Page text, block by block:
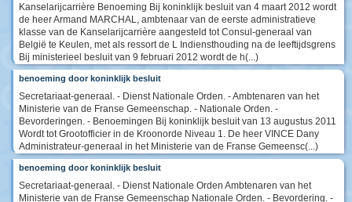
Kanselarijcarrière Benoeming Bij koninklijk besluit van 4 maart 2012 wordt
de heer Armand MARCHAL, ambtenaar van de eerste administratieve
klasse van de Kanselarijcarrière aangesteld tot Consul-generaal van
België te Keulen, met als ressort de L Indiensthouding na de leeftijdsgrens
Bij ministerieel besluit van 9 februari 2012 wordt de h(...)
benoeming door koninklijk besluit
Secretariaat-generaal. - Dienst Nationale Orden. - Ambtenaren van het
Ministerie van de Franse Gemeenschap. - Nationale Orden. -
Bevorderingen. - Benoemingen Bij koninklijk besluit van 13 augustus 2011
Wordt tot Grootofficier in de Kroonorde Niveau 1. De heer VINCE Dany
Administrateur-generaal in het Ministerie van de Franse Gemeensc(...)
benoeming door koninklijk besluit
Secretariaat-generaal. - Dienst Nationale Orden Ambtenaren van het
Ministerie van de Franse Gemeenschap Nationale Orden. - Bevordering. -